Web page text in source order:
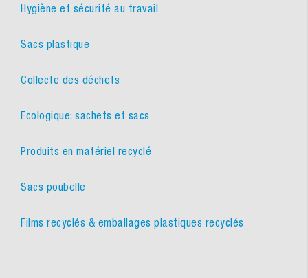
Hygiène et sécurité au travail
Sacs plastique
Collecte des déchets
Ecologique: sachets et sacs
Produits en matériel recyclé
Sacs poubelle
Films recyclés & emballages plastiques recyclés